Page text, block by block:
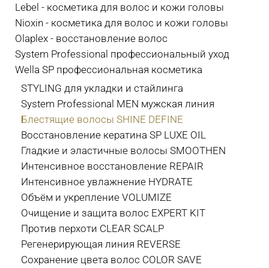
Lebel - косметика для волос и кожи головы
Nioxin - косметика для волос и кожи головы
Olaplex - восстановление волос
System Professional профессиональный уход
Wella SP профессиональная косметика
STYLING для укладки и стайлинга
System Professional MEN мужская линия
Блестящие волосы SHINE DEFINE
Восстановление кератина SP LUXE OIL
Гладкие и эластичные волосы SMOOTHEN
Интенсивное восстановление REPAIR
Интенсивное увлажнение HYDRATE
Объём и укрепление VOLUMIZE
Очищение и защита волос EXPERT KIT
Против перхоти CLEAR SCALP
Регенерирующая линия REVERSE
Сохранение цвета волос COLOR SAVE